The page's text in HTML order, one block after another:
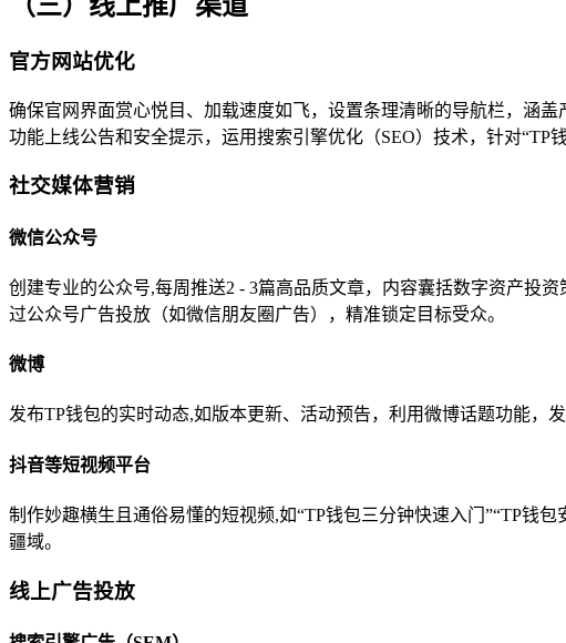
官方网站优化
确保官网界面赏心悦目、加载速度如飞，设置条理清晰的导航栏，涵盖
功能上线公告和安全提示，运用搜索引擎优化（SEO）技术，针对“TP
社交媒体营销
微信公众号
创建专业的公众号,每周推送2 - 3篇高品质文章，内容囊括数字资产投
过公众号广告投放（如微信朋友圈广告），精准锁定目标受众。
微博
发布TP钱包的实时动态,如版本更新、活动预告，利用微博话题功能，
抖音等短视频平台
制作妙趣横生且通俗易懂的短视频,如“TP钱包三分钟快速入门”“TP钱
疆域。
线上广告投放